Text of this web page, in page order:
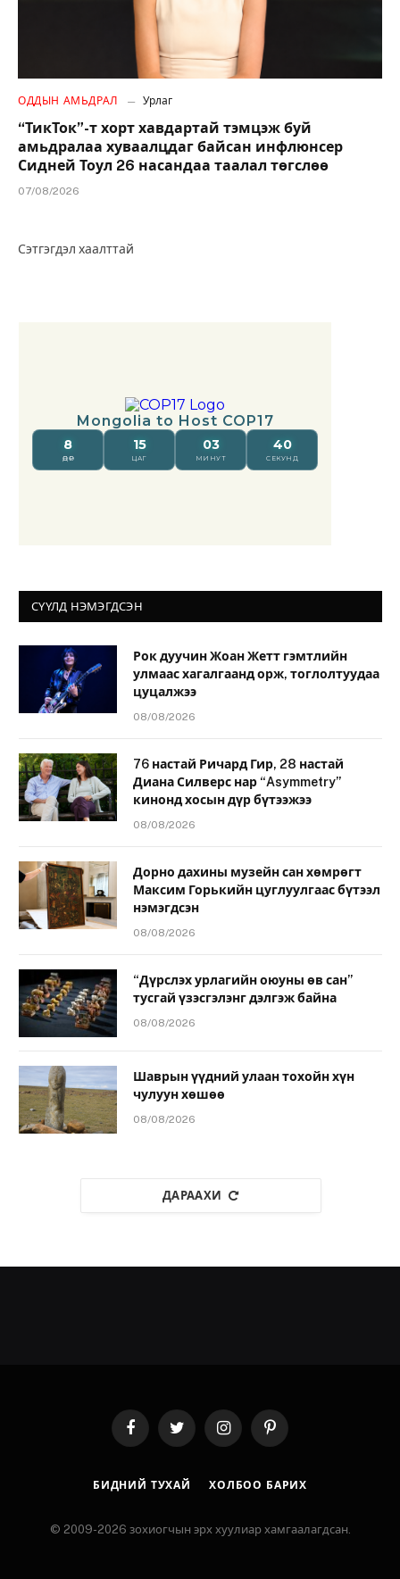
ОДДЫН АМЬДРАЛ Урлаг
“ТикТок”-т хорт хавдартай тэмцэж буй
амьдралаа хуваалцдаг байсан инфлюнсер
Сидней Тоул 26 насандаа таалал төгслөө
07/08/2026
Сэтгэгдэл хаалттай
СҮҮЛД НЭМЭГДСЭН
Рок дуучин Жоан Жетт гэмтлийн
улмаас хагалгаанд орж, тоглолтуудаа
цуцалжээ
08/08/2026
76 настай Ричард Гир, 28 настай
Диана Силверс нар “Asymmetry”
кинонд хосын дүр бүтээжээ
08/08/2026
Дорно дахины музейн сан хөмрөгт
Максим Горькийн цуглуулгаас бүтээл
нэмэгдсэн
08/08/2026
“Дүрслэх урлагийн оюуны өв сан”
тусгай үзэсгэлэнг дэлгэж байна
08/08/2026
Шаврын үүдний улаан тохойн хүн
чулуун хөшөө
08/08/2026
ДАРААХИ
FacebookTwitter InstagramPinterest
БИДНИЙ ТУХАЙ ХОЛБОО БАРИХ
© 2009-2026 зохиогчын эрх хуулиар хамгаалагдсан.